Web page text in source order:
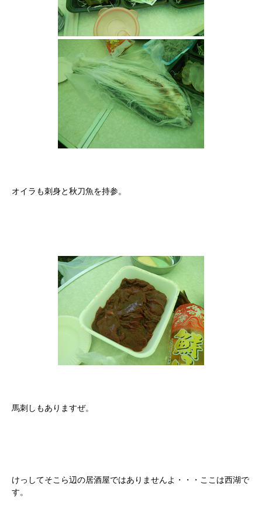
オイラも刺身と秋刀魚を持参。
馬刺しもありますぜ。
けっしてそこら辺の居酒屋ではありませんよ・・・ここは西湖で
す。